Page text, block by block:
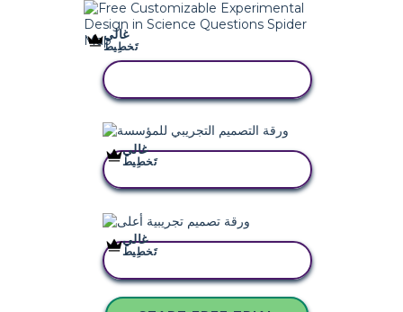
غالي
تَخطِيط
انسخ هذه القصة المصورة
غالي
تَخطِيط
انسخ هذه القصة المصورة
غالي
تَخطِيط